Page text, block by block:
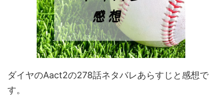
ダイヤのAact2の278話ネタバレあらすじと感想で
す。